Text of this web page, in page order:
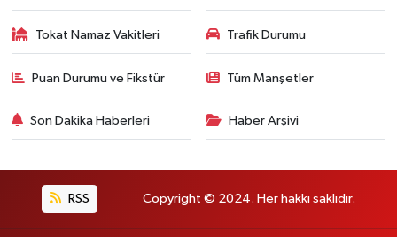
Tokat Namaz Vakitleri Trafik Durumu
Puan Durumu ve Fikstür Tüm Manşetler
Son Dakika Haberleri Haber Arşivi
RSS Copyright © 2024. Her hakkı saklıdır.